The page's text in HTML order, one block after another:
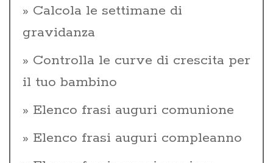
Calcola le settimane di
gravidanza
Controlla le curve di crescita per
il tuo bambino
Elenco frasi auguri comunione
Elenco frasi auguri compleanno